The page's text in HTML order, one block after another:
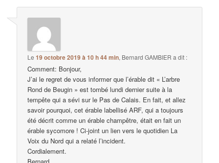
Le19 octobre 2019 à 10 h 44 min, Bernard GAMBIER a dit :
Comment: Bonjour,
J’ai le regret de vous informer que l’érable dit « L’arbre
Rond de Beugin » est tombé lundi dernier suite à la
tempête qui a sévi sur le Pas de Calais. En fait, et allez
savoir pourquoi, cet érable labellisé ARF, qui a toujours
été décrit comme un érable champêtre, était en fait un
érable sycomore ! Ci-joint un lien vers le quotidien La
Voix du Nord qui a relaté l’incident.
Cordialement.